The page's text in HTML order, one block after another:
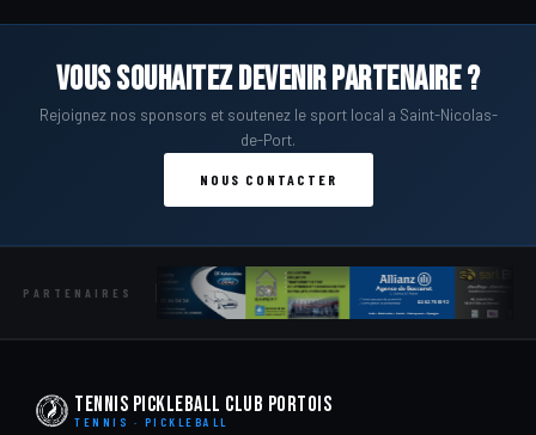
Vous souhaitez devenir partenaire ?
Rejoignez nos sponsors et soutenez le sport local a Saint-Nicolas-
de-Port.
NOUS CONTACTER
PARTENAIRES
Tennis Pickleball Club Portois
TENNIS · PICKLEBALL